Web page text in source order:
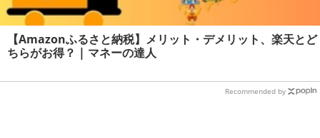
【Amazonふるさと納税】メリット・デメリット、楽天とど
ちらがお得？ | マネーの達人
Recommended by